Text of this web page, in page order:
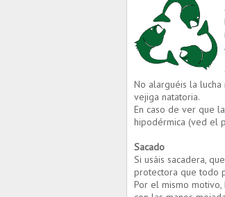
No alarguéis la
vejiga natatoria.
En caso de ver que
hipodérmica (ved el
Sacado
Si usáis sacadera,
protectora que todo
Por el mismo motivo,